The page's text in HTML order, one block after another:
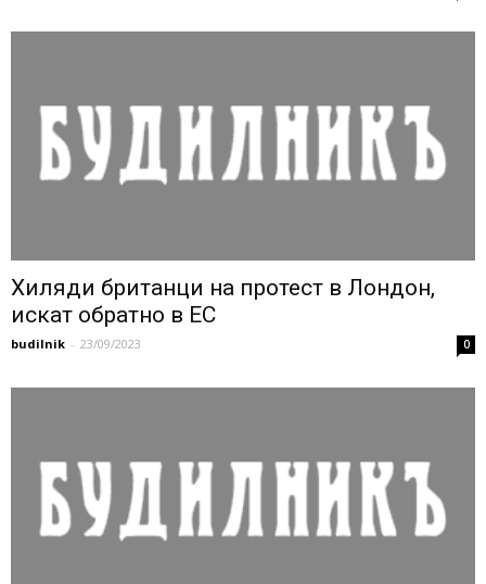
Хиляди британци на протест в Лондон,
искат обратно в ЕС
budilnik - 23/09/2023 0